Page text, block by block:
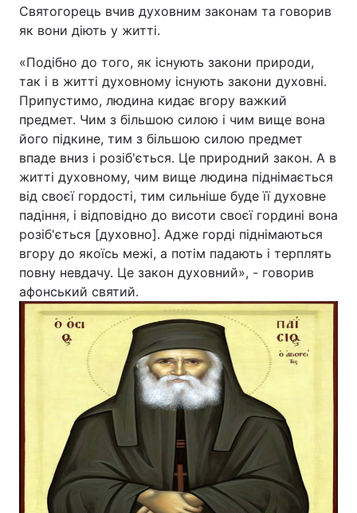
Київ
Дніпро
Одеса
Спорт Наука
Техно і зв'язок Лайт
Зброя Інциденти
Здоров'я
Цікавинки Погода
Відео з Youtube Статті
Інтерв'ю Думки
Архів Вакансії
Контакти
Святогорець вчив духовним законам та говорив
як вони діють у житті.
«Подібно до того, як існують закони природи,
так і в житті духовному існують закони духовні.
Припустимо, людина кидає вгору важкий
предмет. Чим з більшою силою і чим вище вона
його підкине, тим з більшою силою предмет
впаде вниз і розіб'ється. Це природний закон. А в
житті духовному, чим вище людина піднімається
від своєї гордості, тим сильніше буде її духовне
падіння, і відповідно до висоти своєї гордині вона
розіб'ється [духовно]. Адже горді піднімаються
вгору до якоїсь межі, а потім падають і терплять
повну невдачу. Це закон духовний», - говорив
афонський святий.